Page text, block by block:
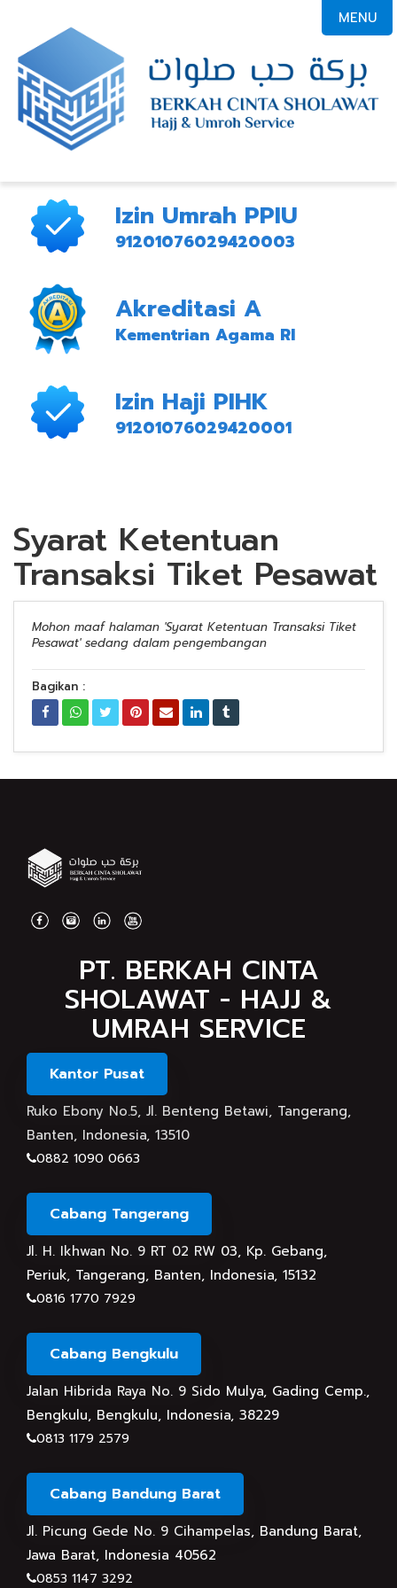
Izin Umrah PPIU
91201076029420003
Akreditasi A
Kementrian Agama RI
Izin Haji PIHK
91201076029420001
Syarat Ketentuan
Transaksi Tiket Pesawat
Mohon maaf halaman 'Syarat Ketentuan Transaksi Tiket
Pesawat' sedang dalam pengembangan
Bagikan :
PT. BERKAH CINTA
SHOLAWAT - HAJJ &
UMRAH SERVICE
Kantor Pusat
Ruko Ebony No.5, Jl. Benteng Betawi, Tangerang,
Banten, Indonesia, 13510
0882 1090 0663
Cabang Tangerang
Jl. H. Ikhwan No. 9 RT 02 RW 03, Kp. Gebang,
Periuk, Tangerang, Banten, Indonesia, 15132
0816 1770 7929
Cabang Bengkulu
Jalan Hibrida Raya No. 9 Sido Mulya, Gading Cemp.,
Bengkulu, Bengkulu, Indonesia, 38229
0813 1179 2579
Cabang Bandung Barat
Jl. Picung Gede No. 9 Cihampelas, Bandung Barat,
Jawa Barat, Indonesia 40562
0853 1147 3292
MENU